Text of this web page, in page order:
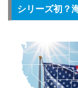
シリーズ初？